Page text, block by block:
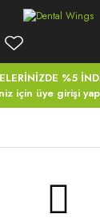
%5
için üye girişi